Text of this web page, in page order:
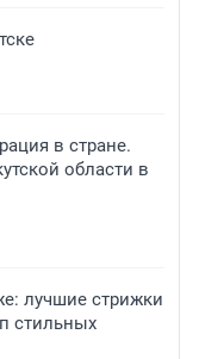
в стране.
области в
лучшие стрижки
стильных